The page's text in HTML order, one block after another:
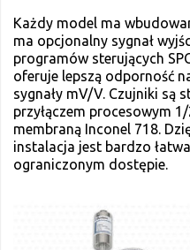
Każdy model ma
ma opcjonalny sygnał
programów sterujących
oferuje lepszą odporność
sygnały mV/V. Czujniki są
przyłączem procesowym
membraną Inconel 718.
instalacja jest bardzo
ograniczonym dostępie.